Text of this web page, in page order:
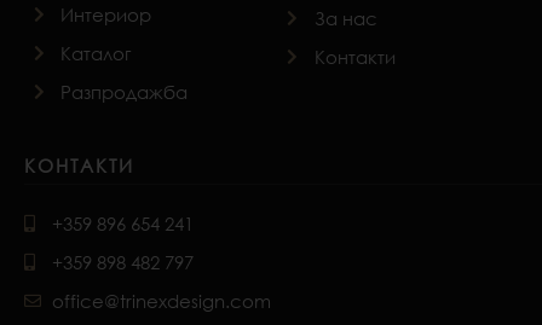
Интериор
Каталог
Разпродажба
За нас
Контакти
КОНТАКТИ
+359 896 654 241
+359 898 482 797
office@trinexdesign.com